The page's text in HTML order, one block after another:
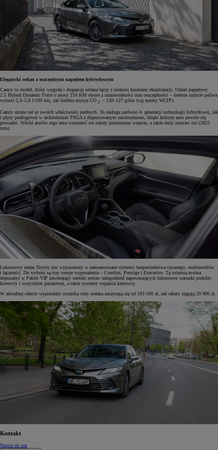
Elegancki sedan z oszczędnym napędem hybrydowym
Camry to model, który wygodę i elegancję sedana łączy z niskimi kosztami eksploatacji. Układ napędowy
2.5 Hybrid Dynamic Force o mocy 218 KM słynie z niezawodności oraz oszczędności – średnie zużycie paliwa
wynosi 5,3–5,6 l/100 km, zaś średnia emisja CO 2 – 120–127 g/km (wg normy WLTP).
Camry słynie też ze swoich właściwości jezdnych. To zasługa zarówno 4. generacji technologii hybrydowej, jak
i płyty podłogowej w architekturze TNGA z dopracowanym zawieszeniem, dzięki którym auto pewnie się
prowadzi. Wśród atutów tego auta wymienić też należy przestronne wnętrze, a także duży rozstaw osi (2825
mm).
Luksusowy sedan Toyoty jest wyposażony w zaawansowane systemy bezpieczeństwa czynnego, multimediów
i łączności. Do wyboru są trzy wersje wyposażenia – Comfort, Prestige i Executive. Tą ostatnią można
doposażyć w Pakiet VIP zawierający szeroki zestaw udogodnień zapewniających luksusowe warunki podróży
kierowcy i wszystkim pasażerom, a także systemy wsparcia kierowcy.
W aktualnej ofercie wyprzedaży rocznika ceny sedana zaczynają się od 163 500 zł, zaś rabaty sięgają 20 900 zł.
Kontakt
Napisz do nas